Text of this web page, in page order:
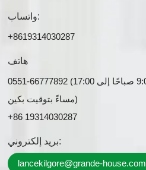
واتساب:
+8619314030287
هاتف
0551-66777892 (أيام الأسبوع من الساعة 9:00 صباحًا إلى 17:00
مساءً بتوقيت بكين)
+86 19314030287
بريد إلكتروني:
lancekilgore@grande-house.com